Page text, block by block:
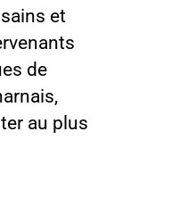
et
de
au plus